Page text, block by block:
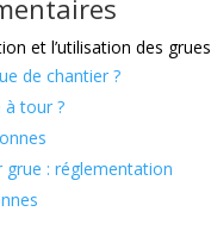
et l’utilisation des
de chantier ?
à tour ?
grue : réglementation